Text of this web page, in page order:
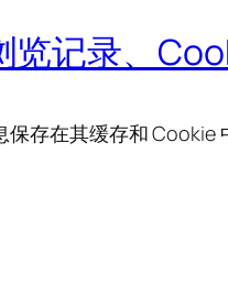
记录、
存在其缓存和